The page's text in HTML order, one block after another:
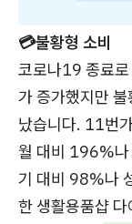
💳불황형 소비
코로나19 종료로
가 증가했지만
났습니다. 11번
월 대비 196%나
기 대비 98%나
한 생활용품샵